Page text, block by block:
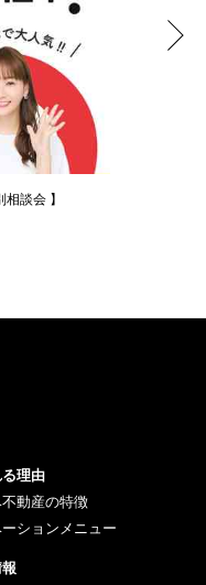
談会 】
理由
不動産の特徴
ーションメニュー